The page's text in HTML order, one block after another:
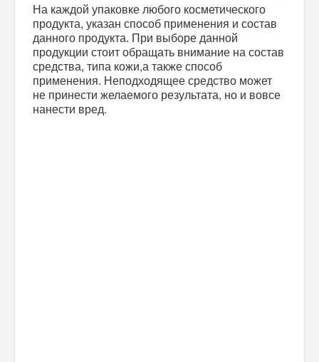
На каждой упаковке любого косметического
продукта, указан способ применения и состав
данного продукта. При выборе данной
продукции стоит обращать внимание на состав
средства, типа кожи,а также способ
применения. Неподходящее средство может
не принести желаемого результата, но и вовсе
нанести вред.